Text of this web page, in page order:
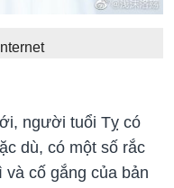
người tuổi Tỵ có
dù, có một số rắc
cố gắng của bản